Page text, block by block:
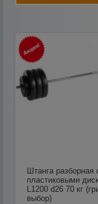
Штанга разборная
пластиковыми
L1200 d26 70 кг
выбор)